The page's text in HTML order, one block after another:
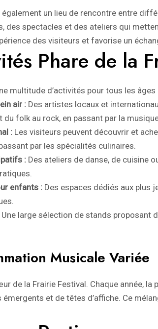
également un lieu de rencontre entre
des spectacles et des ateliers qui
des visiteurs et favorise un
Phare de la
multitude d’activités pour tous les
air : Des artistes locaux et
du folk au rock, en passant par la
: Les visiteurs peuvent découvrir et
par les spécialités culinaires.
: Des ateliers de danse, de cuisine
enfants : Des espaces dédiés aux plus
Une large sélection de stands proposant
Musicale Variée
de la Frairie Festival. Chaque année,
émergents et de têtes d’affiche. Ce